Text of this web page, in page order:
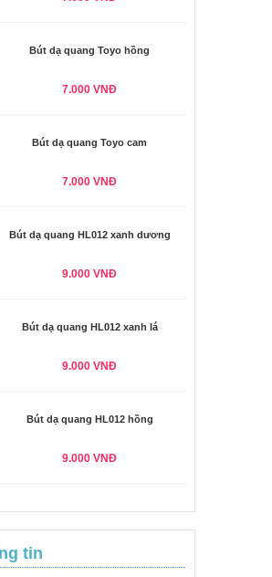
Bút dạ quang Toyo hồng
7.000 VNĐ
Bút dạ quang Toyo cam
7.000 VNĐ
Bút dạ quang HL012 xanh dương
9.000 VNĐ
Bút dạ quang HL012 xanh lá
9.000 VNĐ
Bút dạ quang HL012 hồng
9.000 VNĐ
tin